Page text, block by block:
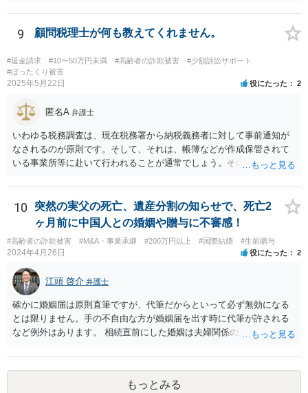
いたことがないのが実情です。 現在、できる手段はすでに回答したこ
と以外にほぼないと思いますが、一度、弁護士会の消費者系に関する
事案の取り扱いのある法律相談の予約を取られて一度相談を受けられ
てみてください。
9 顧問税理士が何も教えてくれません。
#返金請求 #10〜50万円未満 #高齢者の詐欺被害
#少額訴訟サポート
#ぼったくり被害
2025年5月22日 役にたった 2
匿名A 弁護士
いわゆる税務調査は、現在税務署から納税義務者に対して事前通知が
なされるのが原則です。そして、それは、帳簿などが作成保管されて
いる事業所等に赴いて行われることが通常でしょう。その場合、当然
税務署からの行政指導の一環として調査・質問に応じて、何らかの対
応をしたのでしょうか。それであれば、場合によっては税理士限りで
の対応はありえるかもしれません。ただそうすると、もともとの申告
の不備の是正ということになるので、報酬が発生するものかどうかと
いう問題はあるかも知れません。 あらためて、問い合わせをした方が
よいかもしれません。
10
突然の実父の死亡、遺産分割の知らせで、死亡2
ヶ月前に中国人との婚姻や贈与に不審感！
#高齢者の詐欺被害 #M&A・事業承継 #200万円以上 #国際結婚 #生前贈与
2024年4月26日 役にたった 2
江頭 啓介 弁護士
確かに婚姻届は原則直筆ですが、代筆だからといって必ず無効になる
とは限りません。手の不自由な方が婚姻届を出す時に代筆が許される
など例外はあります。 相続直前にした婚姻は夫婦関係の形成を目的と
わかりません、分かりやすく解説していただけませんでしょうか？ →
婚姻が成立するには二つの要素が必要と言われております。一つは届
出ですが、もう一つは双方の婚姻意思です。 婚姻意思は、夫婦として
もっとみる